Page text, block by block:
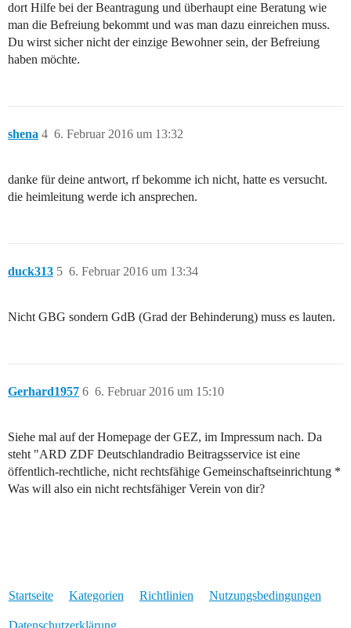
dort Hilfe bei der Beantragung und überhaupt eine Beratung wie
man die Befreiung bekommt und was man dazu einreichen muss.
Du wirst sicher nicht der einzige Bewohner sein, der Befreiung
haben möchte.
shena 6. Februar 2016 um 13:32
4
danke für deine antwort, rf bekomme ich nicht, hatte es versucht.
die heimleitung werde ich ansprechen.
duck313 6. Februar 2016 um 13:34
5
Nicht GBG sondern GdB (Grad der Behinderung) muss es lauten.
Gerhard1957 6. Februar 2016 um 15:10
6
Siehe mal auf der Homepage der GEZ, im Impressum nach. Da
steht "ARD ZDF Deutschlandradio Beitragsservice ist eine
öffentlich-rechtliche, nicht rechtsfähige Gemeinschaftseinrichtung *
Was will also ein nicht rechtsfähiger Verein von dir?
Startseite Kategorien Richtlinien Nutzungsbedingungen
Datenschutzerklärung